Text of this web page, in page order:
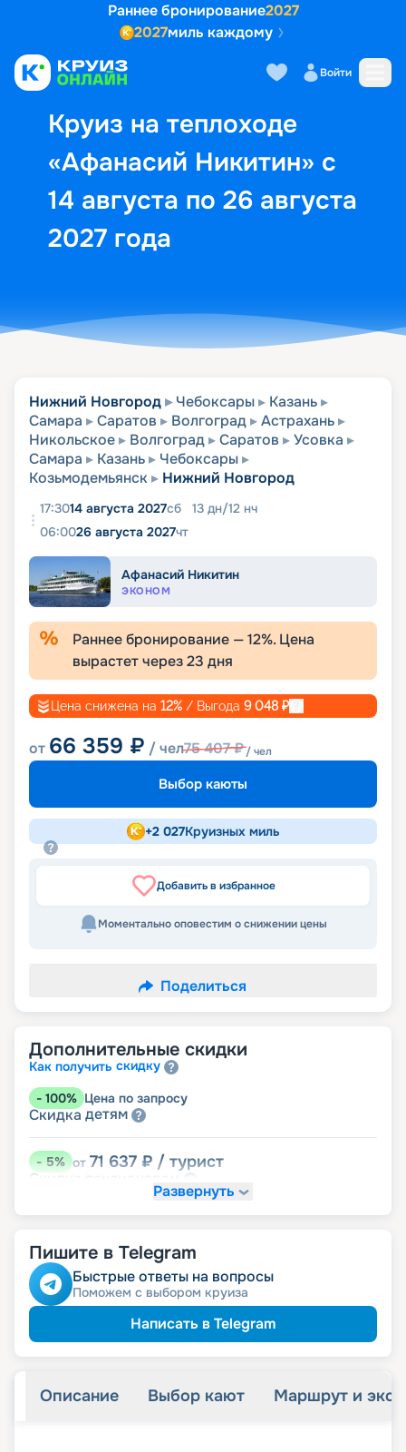
Раннее бронирование2027
2027миль каждому
Войти
Круиз на теплоходе
«Афанасий Никитин» с
14 августа по 26 августа
2027 года
Выбор кают Маршрут и
Нижний Новгород Чебоксары
Казань
Самара
Саратов Волгоград
Астрахань
Никольское
Волгоград Саратов
Усовка
Самара
Казань
Чебоксары
Козьмодемьянск
Нижний Новгород
17:3014 августа 2027сб 13 дн/12 нч
06:0026 августа 2027чт
Афанасий Никитин
ЭКОНОМ
Раннее бронирование —12%. Цена
вырастет через23 дня
Цена снижена на 12% / Выгода 9 048₽
от 66 359 ₽ / чел75 407₽/ чел
Выбор каюты
+2 027Круизных миль
Добавить в избранное
Моментально оповестим о снижении цены
Поделиться
Дополнительные скидки
Как получить скидку
- 100% Цена по запросу
Скидка детям
-5% от 71 637 ₽ / турист
Скидка
Развернуть
Пишите в Telegram
Быстрые ответы на вопросы
Поможем с выбором круиза
Написать в Telegram
Описание Выбор кают Маршрут и